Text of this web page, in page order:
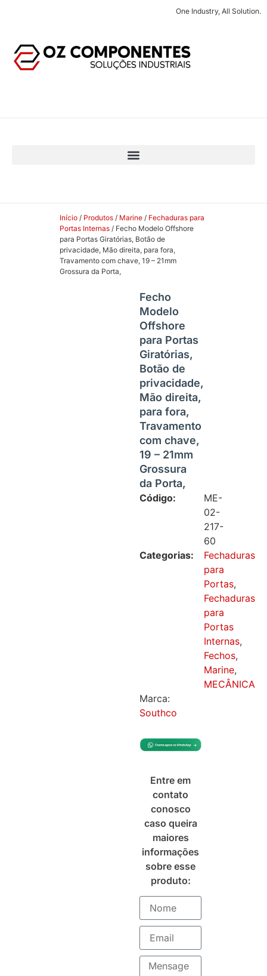
One Industry, All Solution.
Início / Produtos / Marine / Fechaduras para
Portas Internas / Fecho Modelo Offshore
para Portas Giratórias, Botão de
privacidade, Mão direita, para fora,
Travamento com chave, 19 – 21mm
Grossura da Porta,
Fecho
Modelo
Offshore
para Portas
Giratórias,
Botão de
privacidade,
Mão direita,
para fora,
Travamento
com chave,
19 – 21mm
Grossura
da Porta,
Código:
ME-
02-
217-
60
Categorias:
Fechaduras
para
Portas,
Fechaduras
para
Portas
Internas,
Fechos,
Marine,
MECÂNICA
Marca:
Southco
Entre em
contato
conosco
caso queira
maiores
informações
sobre esse
produto: